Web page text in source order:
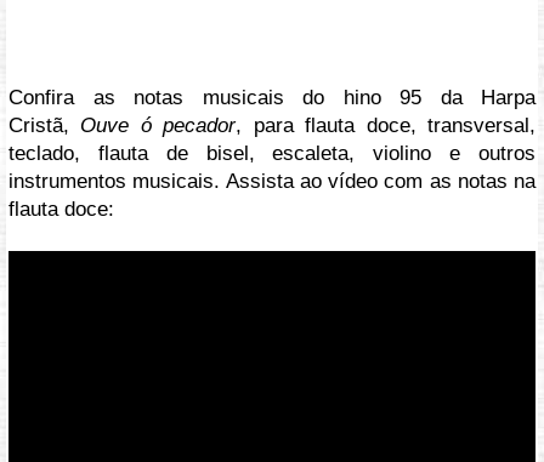
Confira as notas musicais do hino 95 da Harpa
Cristã, Ouve ó pecador, para flauta doce, transversal,
teclado, flauta de bisel, escaleta, violino e outros
instrumentos musicais. Assista ao vídeo com as notas na
flauta doce: